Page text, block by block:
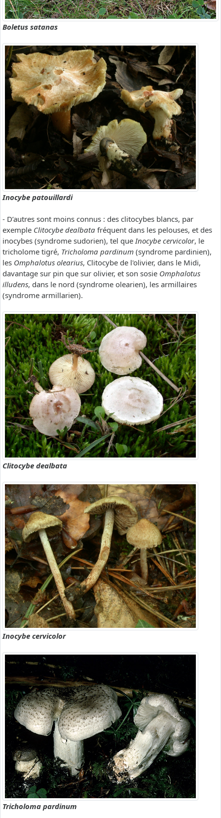
Boletus satanas
Inocybe patouillardi
- D’autres sont moins connus : des clitocybes blancs, par
exemple Clitocybe dealbata fréquent dans les pelouses, et des
inocybes (syndrome sudorien), tel queInocybe cervicolor, le
tricholome tigré, Tricholoma pardinum (syndrome pardinien),
les Omphalotus olearius, Clitocybe de l'olivier, dans le Midi,
davantage sur pin que sur olivier, et son sosie Omphalotus
illudens, dans le nord (syndrome olearien), les armillaires
(syndrome armillarien).
Clitocybe dealbata
Inocybe cervicolor
Tricholoma pardinum